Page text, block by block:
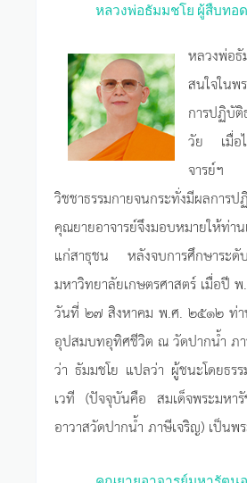
หลวงพ่อธัมมชโย ผู้สืบทอ
หลวงพ่อ
สนใจในพ
การปฏิบัติ
วัย เมื่อ
จารย์ฯ
วิชชาธรรมกายจนกระทั่งมีผลการ
คุณยายอาจารย์จึงมอบหมายให้ท่า
แก่สาธุชน หลังจบการศึกษาระ
มหาวิทยาลัยเกษตรศาสตร์ เมื่อปี
วันที่ ๒๗ สิงหาคม พ.ศ. ๒๕๑๒ ท่า
อุปสมบทอุทิศชีวิต ณ วัดปากน้ำ ภา
ว่า ธัมมชโย แปลว่า ผู้ชนะโดยธร
เวที (ปัจจุบันคือ สมเด็จพระมหารั
อาวาสวัดปากน้ำ ภาษีเจริญ) เป็น